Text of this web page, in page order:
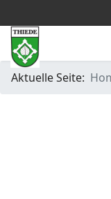
Aktuelle Seite: